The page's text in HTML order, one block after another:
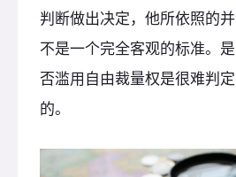
判断做出决定，他所依照的并
不是一个完全客观的标准。是
否滥用自由裁量权是很难判定
的。